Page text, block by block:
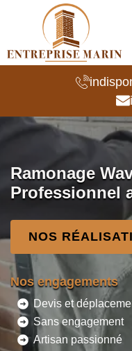
Ramonage
Professionnel
NOS
Nos engagements
Devis et
Sans engagement
Artisan passionné